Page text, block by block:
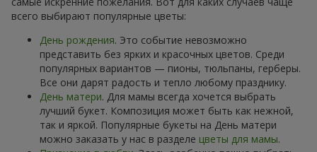
всего выбирают популярные цветы:
День рождения. Это событие невозможно
представить без ярких и красочных цветов. Среди
популярных вариантов — пионы, тюльпаны, герберы.
Все они дарят радость и тепло любому празднику.
День матери. Для мамы всегда хочется выбрать
лучший букет. Композиция может быть как нежной,
так и яркой. Популярные букеты на День матери
можно заказать у нас в разделе цветы для мамы.